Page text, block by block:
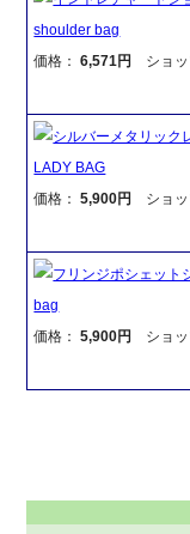
shoulder bag
価格：6,571円 ショッ
シルバーメタリッ
LADY BAG
価格：5,900円 ショッ
フリンジポシェッ
bag
価格：5,900円 ショッ